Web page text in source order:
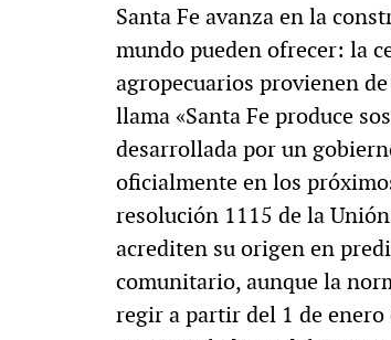
Santa Fe avanza en la
mundo pueden ofrecer: la
agropecuarios provienen
llama «Santa Fe produce
desarrollada por un
oficialmente en los
resolución 1115 de la
acrediten su origen en
comunitario, aunque la
regir a partir del 1 de